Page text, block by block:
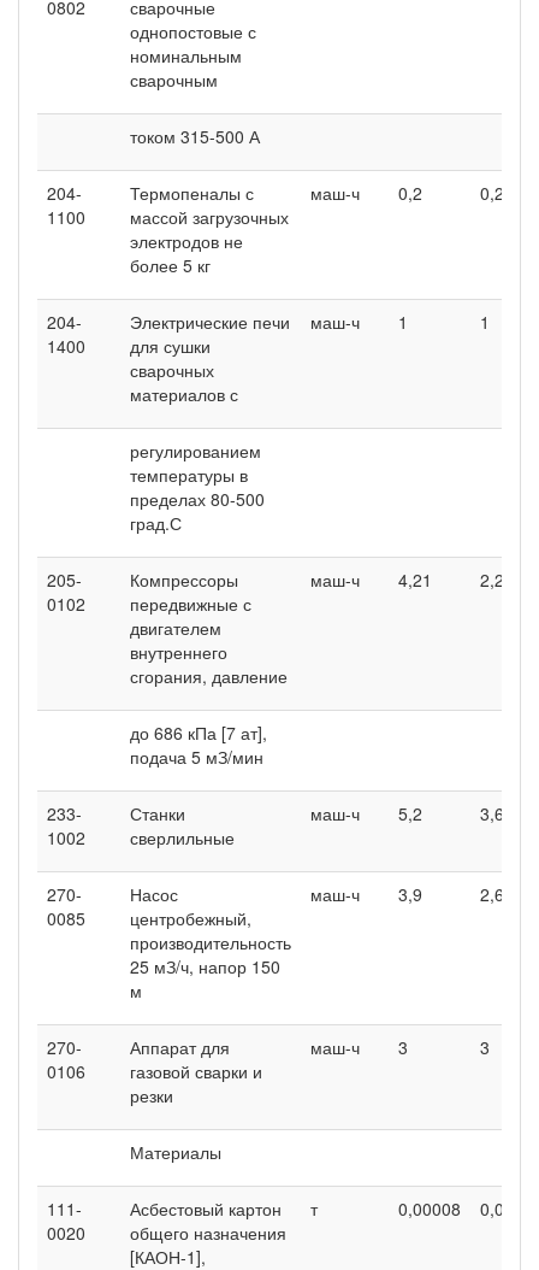
0802
сварочные
однопостовые с
номинальным
сварочным
током 315-500 А
204-
1100
Термопеналы с
массой загрузочных
электродов не
более 5 кг
маш-ч 0,2 0,2
204-
1400
Электрические печи
для сушки
сварочных
материалов с
маш-ч 1 1
регулированием
температуры в
пределах 80-500
град.С
205-
0102
Компрессоры
передвижные с
двигателем
внутреннего
сгорания, давление
маш-ч 4,21 2,22
до 686 кПа [7 ат],
подача 5 мЗ/мин
233-
1002
Станки
сверлильные
маш-ч 5,2 3,6
270-
0085
Насос
центробежный,
производительность
25 мЗ/ч, напор 150
м
маш-ч 3,9 2,6
270-
0106
Аппарат для
газовой сварки и
резки
маш-ч 3 3
Материалы
111-
0020
Асбестовый картон
общего назначения
[КАОН-1],
т 0,00008